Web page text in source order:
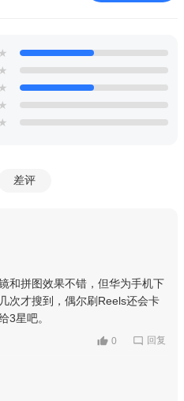
改版或非官方渠道下载，可能
台应用刷新”可省电；开启“数据
（需从本地选择）。安卓端建
用公共USB充电桩。
系统版本是否低于Android 7.0。
拦截设置或稍后重试。
★
★
★
★
★
差评
和拼图效果不错，但华为手机下
次才搜到，偶尔刷Reels还会卡
3星吧。
0 回复